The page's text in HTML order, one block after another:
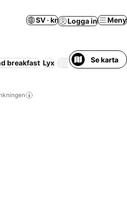
SV · kr Logga in Meny
breakfast Lyx Se karta